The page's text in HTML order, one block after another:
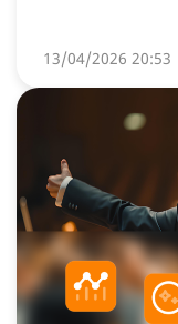
13/04/2026 20:53